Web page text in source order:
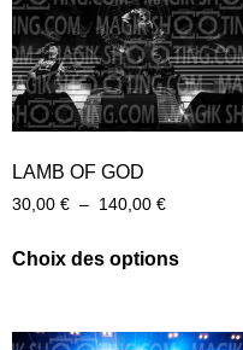
LAMB OF GOD
30,00 € – 140,00 €
Choix des options